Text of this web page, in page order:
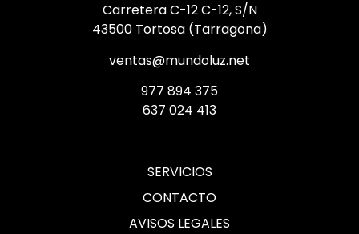
Carretera C-12 C-12, S/N
43500 Tortosa (Tarragona)
ventas@mundoluz.net
977 894 375
637 024 413
SERVICIOS
CONTACTO
AVISOS LEGALES